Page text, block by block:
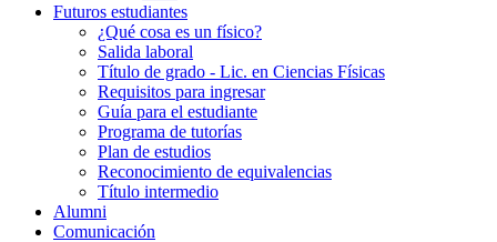
Futuros estudiantes
¿Qué cosa es un físico?
Salida laboral
Título de grado - Lic. en Ciencias Físicas
Requisitos para ingresar
Guía para el estudiante
Programa de tutorías
Plan de estudios
Reconocimiento de equivalencias
Título intermedio
Alumni
Comunicación